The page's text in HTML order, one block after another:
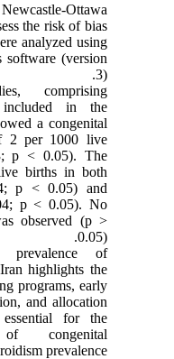
Ottawa
the risk of bias
analyzed using
software (version
3).
comprising
included in the
a congenital
2 per 1000 live
p < 0.05). The
live births in both
p < 0.05) and
p < 0.05). No
observed (p >
0.05).
prevalence of
Iran highlights the
programs, early
and allocation
essential for the
of congenital
prevalence.